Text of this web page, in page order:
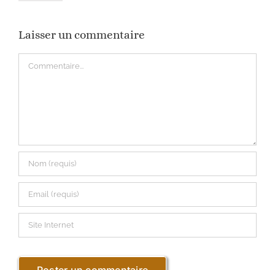
Laisser un commentaire